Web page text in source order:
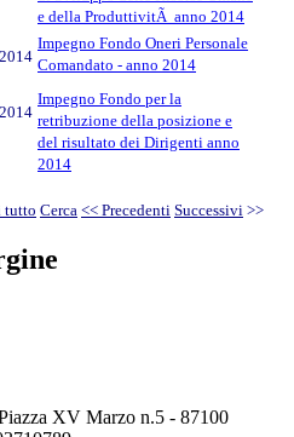
e della ProduttivitÃ anno 2014
Impegno Fondo Oneri Personale
Comandato - anno 2014
Impegno Fondo per la
retribuzione della posizione e
del risultato dei Dirigenti anno
2014
tutto Cerca << Precedenti Successivi >>
XV Marzo n.5 - 87100